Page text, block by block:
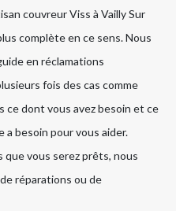
couvreur Viss à Vailly Sur
complète en ce sens. Nous
en réclamations
fois des cas comme
ce dont vous avez besoin et ce
besoin pour vous aider.
que vous serez prêts, nous
réparations ou de